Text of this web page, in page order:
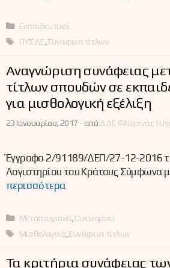
Κατηγορίες
Εκπαιδευτικοί
Ετικέτες
ΠΥΣΔΕ Συνάφεια τίτλων
Αναγνώριση συνάφειας
τίτλων σπουδών σε
για μισθολογική εξέλιξη
23 Ιανουαρίου, 2017 -απόΔΔΕ Φλώρινας |
Έγγραφο 2/91189/ΔΕΠ/27-12-2016
Λογιστηρίου του Κράτους Σύμφωνα
περισσότερα
Κατηγορίες
Μεταπτυχιακά Οικονομικά
Ετικέτες
Μισθολογικά Συνάφεια τίτλων
Τα κριτήρια συνάφειας